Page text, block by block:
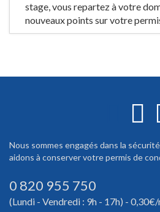
stage, vous repartez à votre
nouveaux points sur votre
Nous sommes engagés dans la
aidons à conserver votre permis de
0 820 955 750
(Lundi - Vendredi : 9h - 17h) -